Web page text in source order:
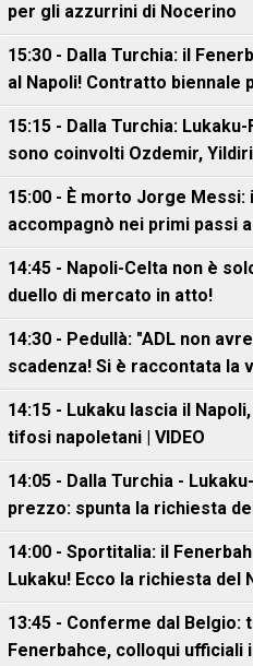
per gli azzurrini di Nocerino
15:30 - Dalla Turchia: il
al Napoli! Contratto biennale
15:15 - Dalla Turchia:
sono coinvolti Ozdemir,
15:00 - È morto Jorge Messi:
accompagnò nei primi passi
14:45 - Napoli-Celta non è
duello di mercato in atto!
14:30 - Pedullà: "ADL non
scadenza! Si è raccontata la
14:15 - Lukaku lascia il
tifosi napoletani | VIDEO
14:05 - Dalla Turchia -
prezzo: spunta la richiesta
14:00 - Sportitalia: il
Lukaku! Ecco la richiesta del
13:45 - Conferme dal
Fenerbahce, colloqui ufficiali